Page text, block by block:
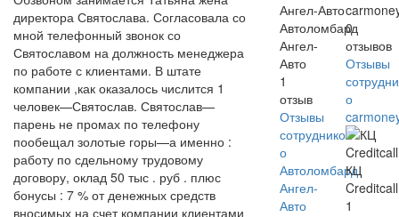
директора Святослава. Согласовала со
мной телефонный звонок со
Святославом на должность менеджера
по работе с клиентами. В штате
компании ,как оказалось числится 1
человек—Святослав. Святослав—
парень не промах по телефону
пообещал золотые горы—а именно :
работу по сдельному трудовому
договору, оклад 50 тыс . руб . плюс
бонусы : 7 % от денежных средств
вносимых на счет компании клиентами
Автоломбард
Ангел-
Авто
1
отзыв
Отзывы
сотрудников
о
Автоломбард
Ангел-
Авто
0
отзывов
Отзывы
о
КЦ
Creditcall
1